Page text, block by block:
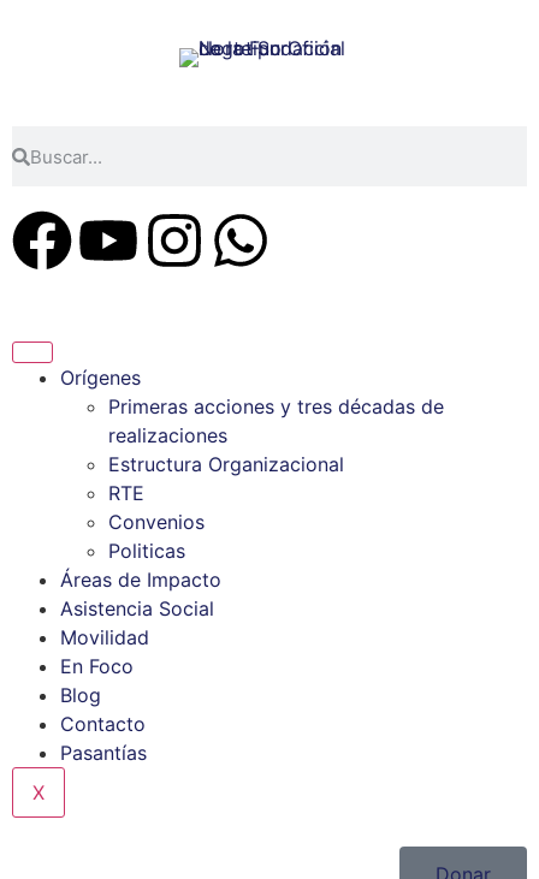
Orígenes
Primeras acciones y tres décadas de
realizaciones
Estructura Organizacional
RTE
Convenios
Politicas
Áreas de Impacto
Asistencia Social
Movilidad
En Foco
Blog
Contacto
Pasantías
X
Donar